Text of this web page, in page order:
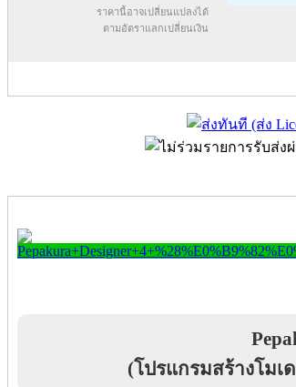
ราคานี้อาจเปลี่ยนแปลงได้
ตามอัตราแลกเปลี่ยนเงิน
(โปรแกรมสร้างโม